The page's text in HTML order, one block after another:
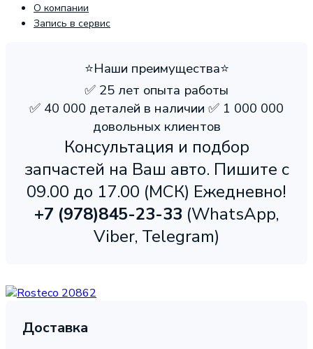
О компании
Запись в сервис
⭐️Наши преимущества⭐️
✅ 25 лет опыта работы
✅ 40 000 деталей в наличии ✅ 1 000 000
довольных клиентов
Консультация и подбор
запчастей на Ваш авто. Пишите с
09.00 до 17.00 (МСК) Ежедневно!
+7 (978)845-23-33 (WhatsApp,
Viber, Telegram)
Доставка